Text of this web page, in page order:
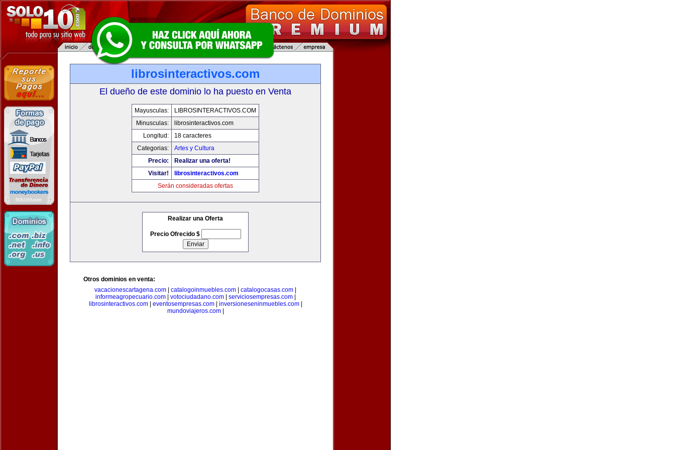
librosinteractivos.com
El dueño de este dominio lo ha puesto en Venta
Mayusculas:
LIBROSINTERACTIVOS.COM
Minusculas:
librosinteractivos.com
Longitud:
18 caracteres
Categorias:
Artes y Cultura
Precio:
Realizar una oferta!
Visitar!
librosinteractivos.com
Serán consideradas ofertas
Realizar una Oferta
Precio Ofrecido $
Otros dominios en venta:
vacacionescartagena.com
catalogoinmuebles.com catalogocasas.com
informeagropecuario.com| votociudadano.com| serviciosempresas.com|
librosinteractivos.com| eventosempresas.com| inversioneseninmuebles.com|
mundoviajeros.com|